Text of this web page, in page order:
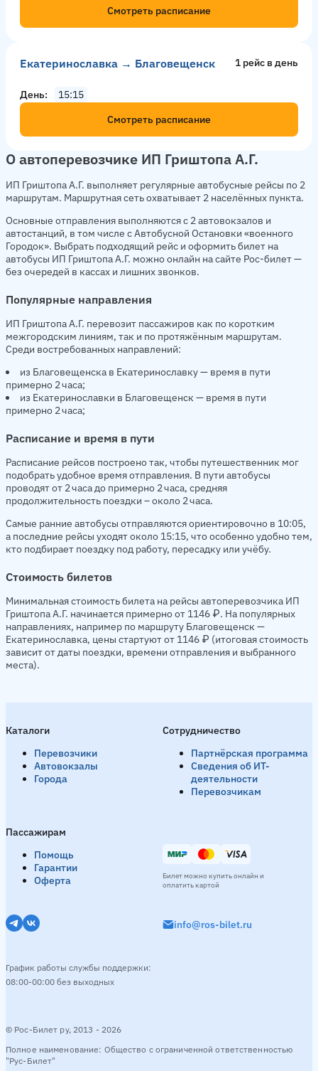
Смотреть расписание
Екатеринославка → Благовещенск 1 рейс в день
День
15:15
Смотреть расписание
О автоперевозчике ИП Гриштопа А.Г.
ИП Гриштопа А.Г. выполняет регулярные автобусные рейсы по 2
маршрутам. Маршрутная сеть охватывает 2 населённых пункта.
Основные отправления выполняются с 2 автовокзалов и
автостанций, в том числе с Автобусной Остановки «военного
Городок». Выбрать подходящий рейс и оформить билет на
автобусы ИП Гриштопа А.Г. можно онлайн на сайте Рос-билет —
без очередей в кассах и лишних звонков.
Популярные направления
ИП Гриштопа А.Г. перевозит пассажиров как по коротким
межгородским линиям, так и по протяжённым маршрутам.
Среди востребованных направлений:
из Благовещенска в Екатеринославку — время в пути
примерно 2 часа;
из Екатеринославки в Благовещенск — время в пути
примерно 2 часа;
Расписание и время в пути
Расписание рейсов построено так, чтобы путешественник мог
подобрать удобное время отправления. В пути автобусы
проводят от 2 часа до примерно 2 часа, средняя
продолжительность поездки – около 2 часа.
Самые ранние автобусы отправляются ориентировочно в 10:05,
а последние рейсы уходят около 15:15, что особенно удобно тем,
кто подбирает поездку под работу, пересадку или учёбу.
Стоимость билетов
Минимальная стоимость билета на рейсы автоперевозчика ИП
Гриштопа А.Г. начинается примерно от 1146 ₽. На популярных
направлениях, например по маршруту Благовещенск —
Екатеринославка, цены стартуют от 1146 ₽ (итоговая стоимость
зависит от даты поездки, времени отправления и выбранного
места).
Каталоги
Перевозчики
Автовокзалы
Города
Пассажирам
Помощь
Гарантии
Оферта
Сотрудничество
Партнёрская программа
Сведения об ИТ-
деятельности
Перевозчикам
© Рос-Билет ру, 2013 - 2026
Полное наименование: Общество с ограниченной ответственностью
"Рус-Билет"
info@ros-bilet.ru
График работы службы поддержки:
08:00-00:00 без выходных
Билет можно купить онлайн и
оплатить картой